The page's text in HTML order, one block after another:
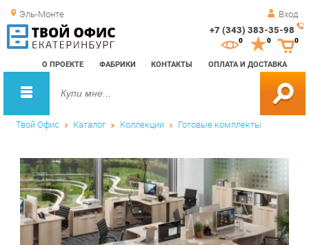
Эль-Монте Вход
+7 (343) 383-35-98
О ПРОЕКТЕ ФАБРИКИ КОНТАКТЫ ОПЛАТА И ДОСТАВКА
0 0
Твой Офис Каталог Коллекции Готовые комплекты